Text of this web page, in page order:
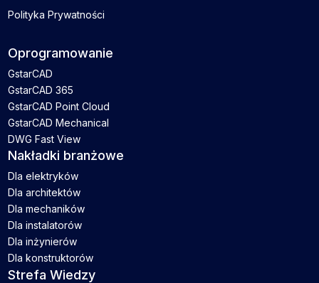
Polityka Prywatności
Oprogramowanie
GstarCAD
GstarCAD 365
GstarCAD Point Cloud
GstarCAD Mechanical
DWG Fast View
Nakładki branżowe
Dla elektryków
Dla architektów
Dla mechaników
Dla instalatorów
Dla inżynierów
Dla konstruktorów
Strefa Wiedzy